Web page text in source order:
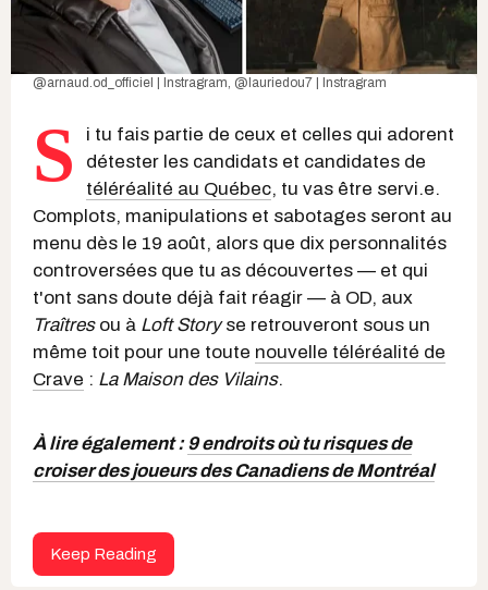
@arnaud.od_officiel | Instragram, @lauriedou7 | Instragram
S
i tu fais partie de ceux et celles qui adorent
détester les candidats et candidates de
téléréalité au Québec, tu vas être servi.e.
Complots, manipulations et sabotages seront au
menu dès le 19 août, alors que dix personnalités
controversées que tu as découvertes — et qui
t'ont sans doute déjà fait réagir — à OD, aux
Traîtresou à Loft Storyse retrouveront sous un
même toit pour une toute nouvelle téléréalité de
Crave : La Maison des Vilains.
À lire également :9 endroits où tu risques de
croiser des joueurs des Canadiens de Montréal
Keep Reading